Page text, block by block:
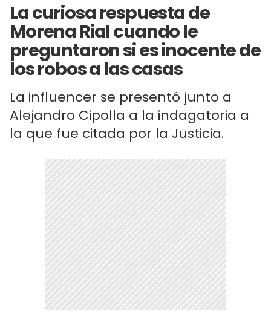
La curiosa respuesta de
Morena Rial cuando le
preguntaron si es inocente de
los robos a las casas
La influencer se presentó junto a
Alejandro Cipolla a la indagatoria a
la que fue citada por la Justicia.